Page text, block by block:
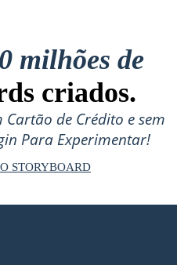
milhões de
criados.
de Crédito e sem
Para Experimentar!
STORYBOARD